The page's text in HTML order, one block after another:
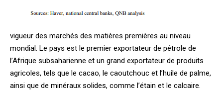
vigueur des marchés des matières premières au niveau
mondial. Le pays est le premier exportateur de pétrole de
l’Afrique subsaharienne et un grand exportateur de produits
agricoles, tels que le cacao, le caoutchouc et l’huile de palme,
ainsi que de minéraux solides, comme l’étain et le calcaire.